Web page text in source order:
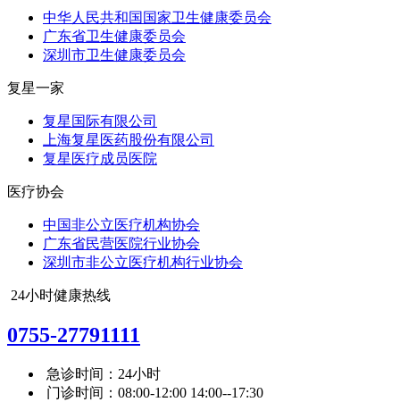
中华人民共和国国家卫生健康委员会
广东省卫生健康委员会
深圳市卫生健康委员会
复星一家
复星国际有限公司
上海复星医药股份有限公司
复星医疗成员医院
医疗协会
中国非公立医疗机构协会
广东省民营医院行业协会
深圳市非公立医疗机构行业协会
24小时健康热线
0755-27791111
急诊时间：24小时
门诊时间：08:00-12:00 14:00--17:30